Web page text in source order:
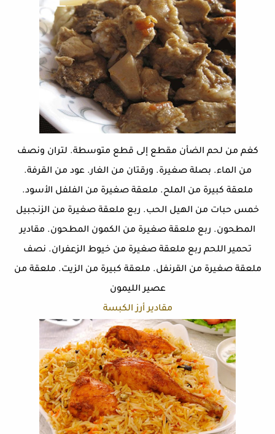
كغم من لحم الضأن مقطع إلى قطع متوسطة. لتران ونصف
من الماء. بصلة صغيرة. ورقتان من الغار. عود من القرفة.
ملعقة كبيرة من الملح. ملعقة صغيرة من الفلفل الأسود.
خمس حبات من الهيل الحب. ربع ملعقة صغيرة من الزنجبيل
المطحون. ربع ملعقة صغيرة من الكمون المطحون. مقادير
تحمير اللحم ربع ملعقة صغيرة من خيوط الزعفران. نصف
ملعقة صغيرة من القرنفل. ملعقة كبيرة من الزيت. ملعقة من
عصير الليمون
مقادير أرز الكبسة